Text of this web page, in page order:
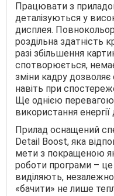
Працювати з
деталізуються у
дисплея.
роздільна здатність
разі збільшення
спотворюється,
зміни кадру
навіть при
Ще однією
використання
Прилад оснащений
Detail Boost, яка
мети з покращеною
роботи програми – це
виділяють,
«бачити» не лише